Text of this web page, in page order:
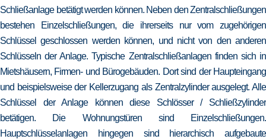
Schließanlage betätigt werden können. Neben den Zentralschließungen
bestehen Einzelschließungen, die ihrerseits nur vom zugehörigen
Schlüssel geschlossen werden können, und nicht von den anderen
Schlüsseln der Anlage. Typische Zentralschließanlagen finden sich in
Mietshäusern, Firmen- und Bürogebäuden. Dort sind der Haupteingang
und beispielsweise der Kellerzugang als Zentralzylinder ausgelegt. Alle
Schlüssel der Anlage können diese Schlösser / Schließzylinder
betätigen. Die Wohnungstüren sind Einzelschließungen.
Hauptschlüsselanlagen hingegen sind hierarchisch aufgebaute